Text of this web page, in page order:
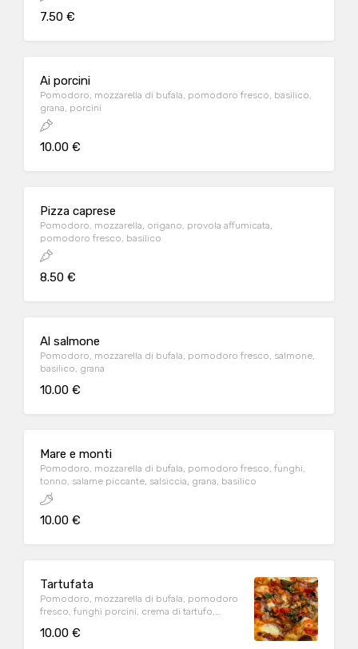
7.50 €
Ai porcini
Pomodoro, mozzarella di bufala, pomodoro fresco, basilico,
grana, porcini
10.00 €
Pizza caprese
Pomodoro, mozzarella, origano, provola affumicata,
pomodoro fresco, basilico
8.50 €
Al salmone
Pomodoro, mozzarella di bufala, pomodoro fresco, salmone,
basilico, grana
10.00 €
Mare e monti
Pomodoro, mozzarella di bufala, pomodoro fresco, funghi,
tonno, salame piccante, salsiccia, grana, basilico
10.00 €
Tartufata
Pomodoro, mozzarella di bufala, pomodoro
fresco, funghi porcini, crema di tartufo,
10.00 €